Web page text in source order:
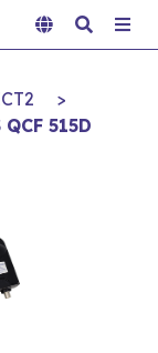
>
515D